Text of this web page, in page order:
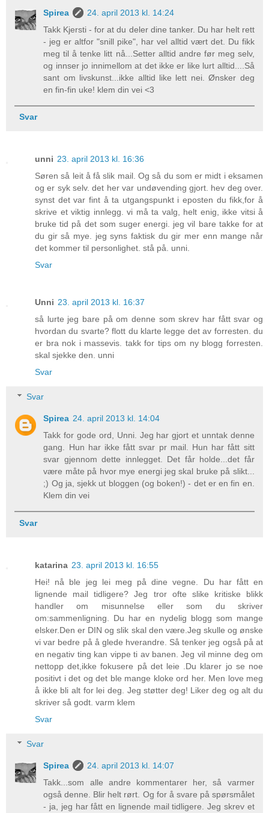
Spirea
24. april 2013 kl. 14:24
Takk Kjersti - for at du deler dine tanker. Du har helt rett
- jeg er altfor "snill pike", har vel alltid vært det. Du fikk
meg til å tenke litt nå...Setter alltid andre før meg selv,
og innser jo innimellom at det ikke er like lurt alltid....Så
sant om livskunst...ikke alltid like lett nei. Ønsker deg
en fin-fin uke! klem din vei <3
Svar
unni 23. april 2013 kl. 16:36
Søren så leit å få slik mail. Og så du som er midt i eksamen
og er syk selv. det her var undøvending gjort. hev deg over.
synst det var fint å ta utgangspunkt i eposten du fikk,for å
skrive et viktig innlegg. vi må ta valg, helt enig, ikke vitsi å
bruke tid på det som suger energi. jeg vil bare takke for at
du gir så mye. jeg syns faktisk du gir mer enn mange når
det kommer til personlighet. stå på. unni.
Svar
Unni 23. april 2013 kl. 16:37
så lurte jeg bare på om denne som skrev har fått svar og
hvordan du svarte? flott du klarte legge det av forresten. du
er bra nok i massevis. takk for tips om ny blogg forresten.
skal sjekke den. unni
Svar
Svar
Spirea 24. april 2013 kl. 14:04
Takk for gode ord, Unni. Jeg har gjort et unntak denne
gang. Hun har ikke fått svar pr mail. Hun har fått sitt
svar gjennom dette innlegget. Det får holde...det får
være måte på hvor mye energi jeg skal bruke på slikt...
;) Og ja, sjekk ut bloggen (og boken!) - det er en fin en.
Klem din vei
Svar
katarina 23. april 2013 kl. 16:55
Hei! nå ble jeg lei meg på dine vegne. Du har fått en
lignende mail tidligere? Jeg tror ofte slike kritiske blikk
handler om misunnelse eller som du skriver
om:sammenligning. Du har en nydelig blogg som mange
elsker.Den er DIN og slik skal den være.Jeg skulle og ønske
vi var bedre på å glede hverandre. Så tenker jeg også på at
en negativ ting kan vippe ti av banen. Jeg vil minne deg om
nettopp det,ikke fokusere på det leie .Du klarer jo se noe
positivt i det og det ble mange kloke ord her. Men love meg
å ikke bli alt for lei deg. Jeg støtter deg! Liker deg og alt du
skriver så godt. varm klem
Svar
Svar
Spirea
24. april 2013 kl. 14:07
Takk...som alle andre kommentarer her, så varmer
også denne. Blir helt rørt. Og for å svare på spørsmålet
- ja, jeg har fått en lignende mail tidligere. Jeg skrev et